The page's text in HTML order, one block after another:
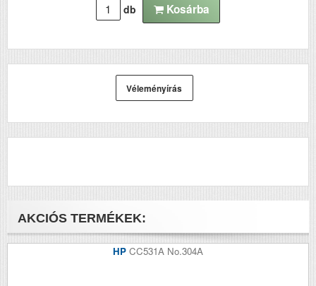
db Kosárba
Véleményírás
AKCIÓS TERMÉKEK:
HP CC531A No.304A